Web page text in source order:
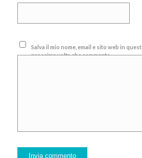
Salva il mio nome, email e sito web in
prossima volta che commento.